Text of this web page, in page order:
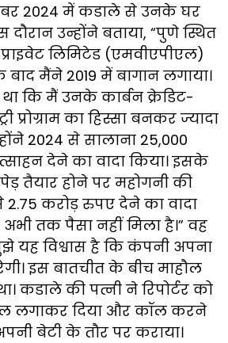
2024 में कडाले से उनके घर
दौरान उन्होंने बताया, “पुणे स्थित
प्राइवेट लिमिटेड (एमवीएपीएल)
मैंने 2019 में बागान लगाया।
कि मैं उनके कार्बन क्रेडिट-
प्रोग्राम का हिस्सा बनकर ज्यादा
2024 से सालाना 25,000
देने का वादा किया। इसके
तैयार होने पर महोगनी की
2.75 करोड़ रुपए देने का वादा
तक पैसा नहीं मिला है।” वह
विश्वास है कि कंपनी अपना
इस बातचीत के बीच माहौल
कडाले की पत्नी ने रिपोर्टर को
लगाकर दिया और कॉल करने
बेटी के तौर पर कराया।